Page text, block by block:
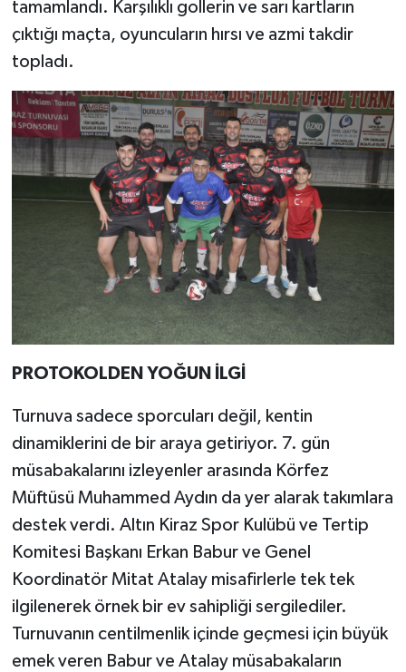
tamamlandı. Karşılıklı gollerin ve sarı kartların
çıktığı maçta, oyuncuların hırsı ve azmi takdir
topladı.
PROTOKOLDEN YOĞUN İLGİ
Turnuva sadece sporcuları değil, kentin
dinamiklerini de bir araya getiriyor. 7. gün
müsabakalarını izleyenler arasında Körfez
Müftüsü Muhammed Aydın da yer alarak takımlara
destek verdi. Altın Kiraz Spor Kulübü ve Tertip
Komitesi Başkanı Erkan Babur ve Genel
Koordinatör Mitat Atalay misafirlerle tek tek
ilgilenerek örnek bir ev sahipliği sergilediler.
Turnuvanın centilmenlik içinde geçmesi için büyük
emek veren Babur ve Atalay müsabakaların